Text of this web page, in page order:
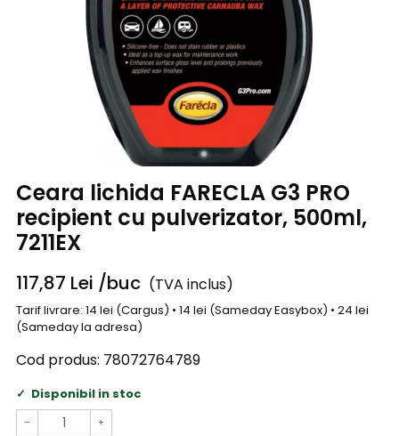
Ceara lichida FARECLA G3 PRO
recipient cu pulverizator, 500ml,
7211EX
117,87 Lei /buc (TVA inclus)
Tarif livrare: 14 lei (Cargus) • 14 lei (Sameday Easybox) • 24 lei
(Sameday la adresa)
Cod produs: 78072764789
Disponibil in stoc
− +